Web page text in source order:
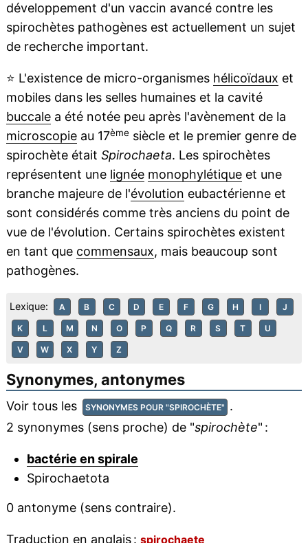
développement d'un vaccin avancé contre les
spirochètes pathogènes est actuellement un sujet
de recherche important.
⭐ L'existence de micro-organismes hélicoïdaux et
mobiles dans les selles humaines et la cavité
buccalea été notée peu après l'avènement de la
microscopieau 17èmesiècle et le premier genre de
spirochète était Spirochaeta. Les spirochètes
représentent une lignée monophylétiqueet une
branche majeure de l'évolution eubactérienne et
sont considérés comme très anciens du point de
vue de l'évolution. Certains spirochètes existent
en tant que commensaux, mais beaucoup sont
pathogènes.
Lexique: A B C D E F G H I J
K L M N O P Q R S T U
V W X Y Z
Synonymes, antonymes
Voir tous les SYNONYMES POUR "SPIROCHÈTE" .
2 synonymes (sens proche) de "spirochète" :
bactérie en spirale
Spirochaetota
0 antonyme (sens contraire).
Traduction en anglais : spirochaete